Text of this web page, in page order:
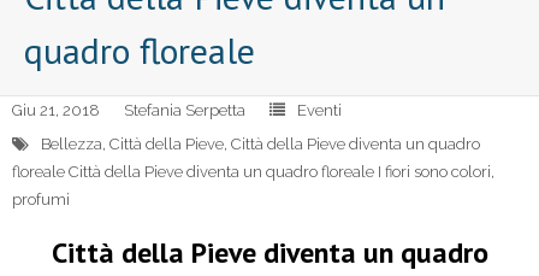
quadro floreale
Giu 21, 2018 Stefania Serpetta
Eventi
Bellezza, Città della Pieve, Città della Pieve diventa un quadro
floreale Città della Pieve diventa un quadro floreale I fiori sono colori,
profumi
Città della Pieve diventa un quadro